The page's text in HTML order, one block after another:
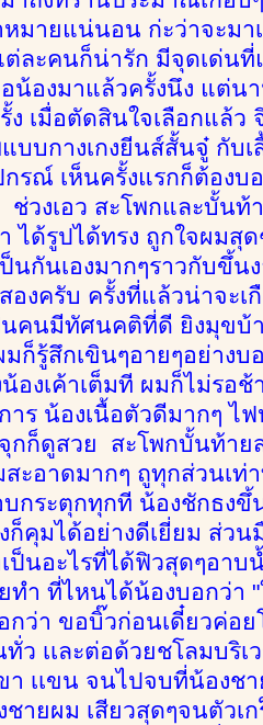
มายแน่นอน ก่ะว่าจะมา
ละคนก็น่ารัก มีจุดเด่น
จอน้องมาแล้วครั้งนึง แต่
ง เมื่อตัดสินใจเลือกแล้
บบกางเกงยีนส์สั้นจู๋ กับ
กรณ์ เห็นครั้งแรกก็ต้องบ
วงเอว สะโพกและบั้นท้
ได้รูปได้ทรง ถูกใจผม
นกันเองมากๆราวกับขึ้น
องครับ ครั้งที่แล้วน่าจะ
คนมีทัศนคติที่ดี ยิงมุขบ้
ก็รู้สึกเขินๆอายๆอย่างบ
องเค้าเต็มที ผมก็ไม่รอ
การ น้องเนื้อตัวดีมากๆ
กก็ดูสวย สะโพกบั้นท้าย
ะอาดมากๆ ถูทุกส่วนเท่
บกระตุกทุกที น้องชักธง
งก็คุมได้อย่างดีเยี่ยม ส่ว
ป็นอะไรที่ได้ฟิวสุดๆอาบ
ำ ที่ไหนได้น้องบอกว่า "
กว่า ขอบิ๊วก่อนเดี๋ยวค่อ
ทั่ว เเละต่อด้วยชโลมบ
เเขน จนไปจบที่น้องช
ายผม เสียวสุดๆจนตัวเ